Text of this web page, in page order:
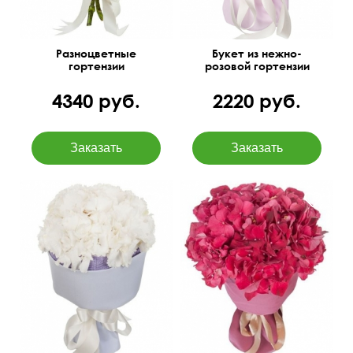
Разноцветные
гортензии
4340 руб.
Букет из нежно-
розовой гортензии
2220 руб.
50 см 30 см 50 см 30 см